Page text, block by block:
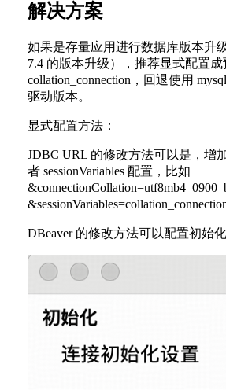
解决方案
如果是存量应用进行数据库版本升
7.4 的版本升级），推荐显式配置成
collation_connection，回退使用
驱动版本。
显式配置方法：
JDBC URL 的修改方法可以是，增
者 sessionVariables 配置，比如
DBeaver 的修改方法可以配置初始化